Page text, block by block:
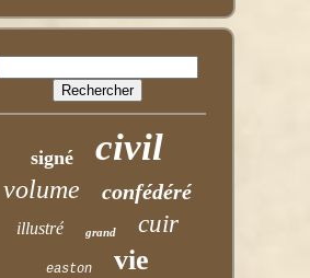
signé civil
volume confédéré
illustré grand cuir
easton vie